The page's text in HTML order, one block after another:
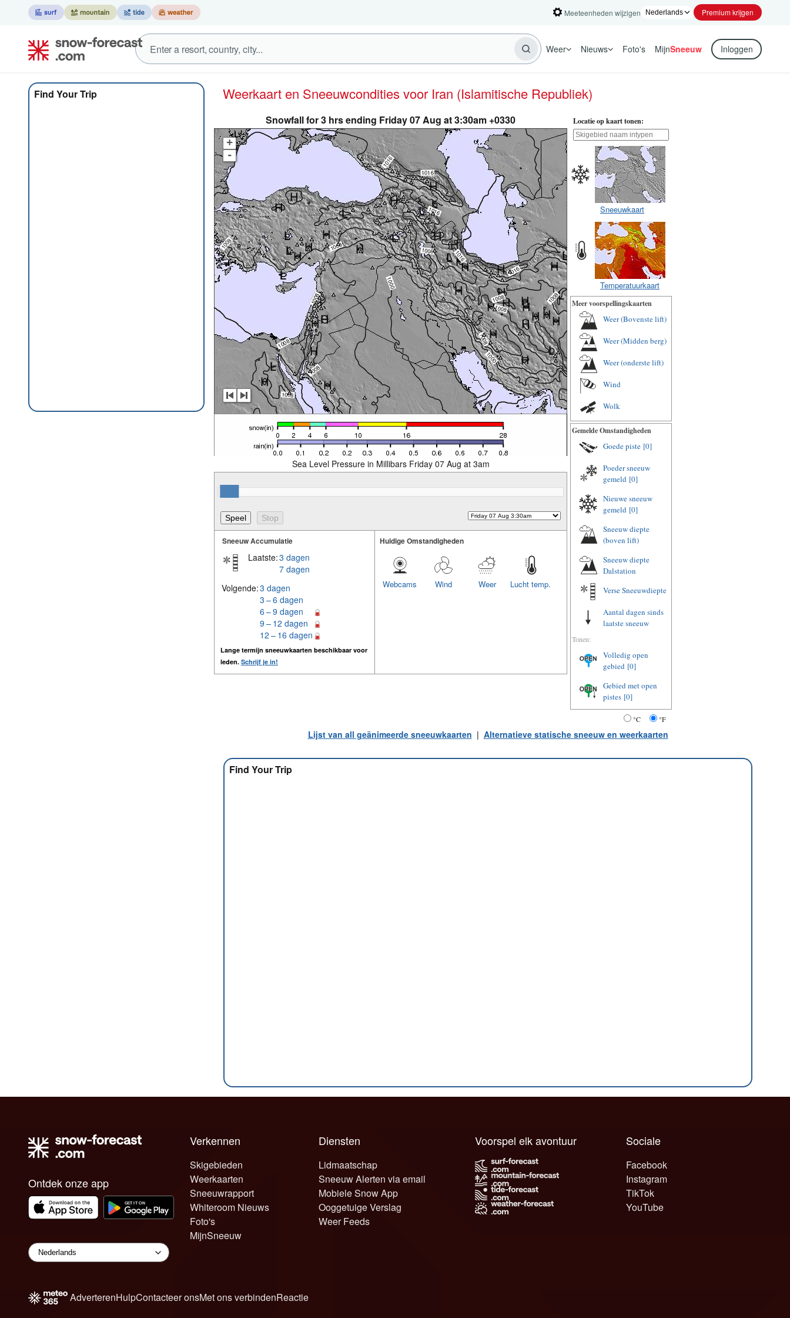
Meeteenheden wijzigen Premium krijgen
Weer Nieuws Foto's MijnSneeuw Inloggen
Find Your Trip Weerkaart en Sneeuwcondities voor Iran (Islamitische Republiek)
Snowfall for 3 hrs ending Friday 07 Aug at 3:30am +0330
+
-
Sea Level Pressure in Millibars Friday 07 Aug at 3am
Sneeuw Accumulatie
Laatste:3 dagen
7 dagen
Volgende:3 dagen
3 – 6 dagen
6 – 9 dagen
9 – 12 dagen
12 – 16 dagen
Lange termijn sneeuwkaarten beschikbaar voor
leden. Schrijf je in!
Huidige Omstandigheden
Lucht temp.
Weer
Wind
Webcams
Locatie op kaart tonen:
Sneeuwkaart
Temperatuurkaart
Meer voorspellingskaarten
Weer (Bovenste lift)
Weer (Midden berg)
Weer (onderste lift)
Wind
Wolk
Gemelde Omstandigheden
Goede piste [0]
Poeder sneeuw
gemeld [0]
Nieuwe sneeuw
gemeld [0]
Sneeuw diepte
(boven lift)
Sneeuw diepte
Dalstation
Verse Sneeuwdiepte
Aantal dagen sinds
laatste sneeuw
Tonen:
Volledig open
gebied [0]
Gebied met open
pistes [0]
°C °F
Lijst van all geänimeerde sneeuwkaarten | Alternatieve statische sneeuw en weerkaarten
Find Your Trip
Ontdek onze app
Verkennen
Skigebieden
Weerkaarten
Sneeuwrapport
Whiteroom Nieuws
Foto's
MijnSneeuw
Diensten
Lidmaatschap
Sneeuw Alerten via email
Mobiele Snow App
Ooggetuige Verslag
Weer Feeds
Sociale
Facebook
Instagram
TikTok
YouTube
Voorspel elk avontuur
AdverterenHulpContacteer onsMet ons verbindenReactie